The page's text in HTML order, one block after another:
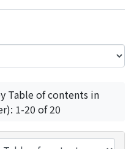
Table of contents in
1-20 of 20